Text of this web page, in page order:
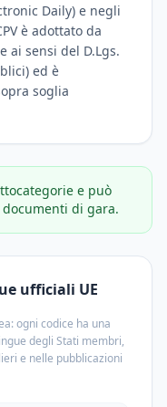
Daily) e negli
è adottato da
ai sensi del D.Lgs.
ed è
soglia
e può
di gara.
ufficiali UE
ogni codice ha una
degli Stati membri,
e nelle pubblicazioni